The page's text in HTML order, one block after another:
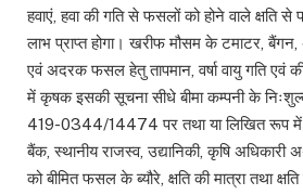
हवाएं, हवा की गति से फसलों को होने वाले क्षति से
लाभ प्राप्त होगा। खरीफ मौसम के टमाटर, बैंगन,
एवं अदरक फसल हेतु तापमान, वर्षा वायु गति एवं
में कृषक इसकी सूचना सीधे बीमा कम्पनी के
419-0344/14474 पर तथा या लिखित रूप
बैंक, स्थानीय राजस्व, उद्यानिकी, कृषि अधिकारी
को बीमित फसल के ब्यौरे, क्षति की मात्रा तथा